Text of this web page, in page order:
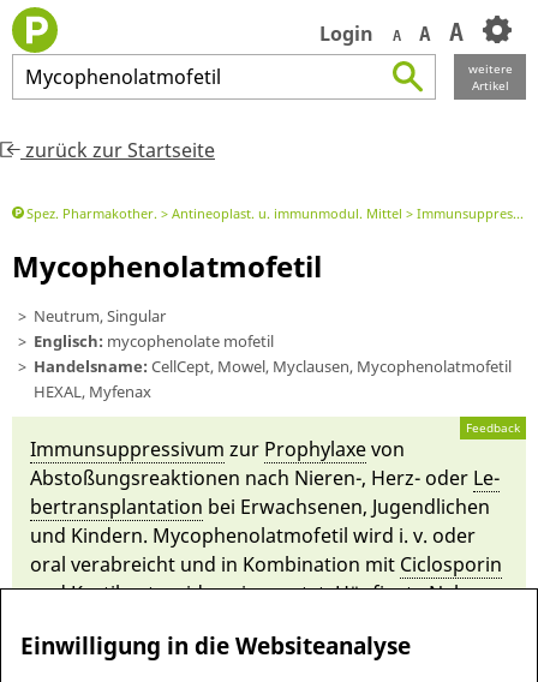
Login A A A
Mycophenolatmofetil
weitere
Artikel
zurück zur Startseite
Spez. Pharmakother. Antineoplast. u. immunmodul. Mittel Immunsuppressiva
Mycophenolatmofetil
Neutrum, Singular
Englisch: mycophenolate mofetil
Handelsname: CellCept, Mowel, Myclausen, Mycophenolatmofetil
HEXAL, Myfenax
Feedback
Im­mun­sup­pressivum zur Prophyla­xevon
Abstoßungs­re­ak­tionen nach Nieren-, Herz- oder Le­
bertransplantati­on bei Er­wachse­nen, Ju­gend­lichen
und Kindern. Mycophenol­atmofetil wird i. v. oder
oral ver­ab­reicht und in Kombi­nati­on mit Ciclos­porin
undKortikosteroidenein­gesetzt. Häu­figs­te Ne­ben­
brechen und er­höh­te An­fäl­lig­keit für In­fektionen.
Einwilligung in die Websiteanalyse